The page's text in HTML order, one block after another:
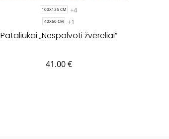
100X135 CM +4
40X60 CM +1
Pataliukai „Nespalvoti žvėreliai”
41.00€